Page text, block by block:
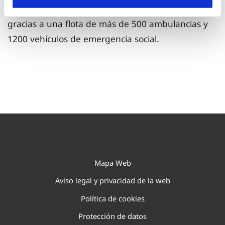
como trasladar a más de 2.300 personas afectadas
gracias a una flota de más de 500 ambulancias y
1200 vehículos de emergencia social.
Mapa Web
Aviso legal y privacidad de la web
Política de cookies
Protección de datos